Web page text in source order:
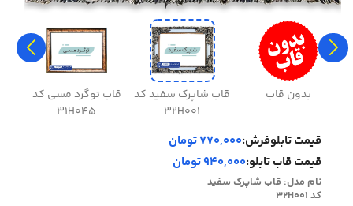
بدون قاب
قاب شاپرک سفید کد
32H001
قاب توگرد مسی کد
31H045
قیمت تابلوفرش:770,000 تومان
قیمت قاب تابلو:940,000 تومان
نام مدل: قاب شاپرک سفید
کد 32H001